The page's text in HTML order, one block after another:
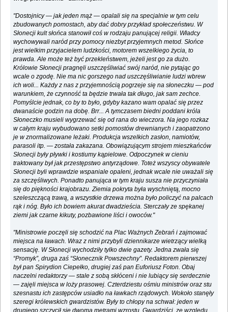
"Dostojnicy — jak jeden mąż — opalali się na specjalnie w tym celu
zbudowanych pomostach, aby dać dobry przykład społeczeństwu. W
Słonecji kult słońca stanowił coś w rodzaju panującej religii. Władcy
wychowywali naród przy pomocy niezbyt przyjemnych metod. Słońce
jest wielkim przyjacielem ludzkości, motorem wszelkiego życia, to
prawda. Ale może też być przekleństwem, jeżeli jest go za dużo.
Królowie Słonecji pragnęli uszczęśliwiać swój naród, nie pytając go
wcale o zgodę. Nie ma nic gorszego nad uszczęśliwianie ludzi wbrew
ich woli... Każdy z nas z przyjemnością pogrzeje się na słoneczku — pod
warunkiem, że czynność ta będzie trwała tak długo, jak sam zechce.
Pomyślcie jednak, co by to było, gdyby kazano wam opalać się przez
dwanaście godzin na dobę. Brr... A tymczasem biedni poddani króla
Słoneczko musieli wygrzewać się od rana do wieczora. Na jego rozkaz
w całym kraju wybudowano setki pomostów drewnianych i zaopatrzono
je w znormalizowane leżaki. Produkcja wszelkich zasłon, namiotów,
parasoli itp. — została zakazana. Obowiązującym strojem mieszkańców
Słonecji były pływki i kostiumy kąpielowe. Odpoczynek w cieniu
traktowany był jak przestępstwo antyrządowe. Toteż wszyscy obywatele
Słonecji byli wprawdzie wspaniale opaleni, jednak wcale nie uważali się
za szczęśliwych. Ponadto panująca w tym kraju susza nie przyczyniała
się do piękności krajobrazu. Ziemia pokryta była wyschniętą, mocno
szeleszczącą trawą, a wszystkie drzewa można było policzyć na palcach
rąk i nóg. Było ich bowiem akurat dwadzieścia. Sterczały ze spękanej
ziemi jak czarne kikuty, pozbawione liści i owoców."
"Ministrowie poczęli się schodzić na Plac Ważnych Zebrań i zajmować
miejsca na ławach. Wraz z nimi przybyli dziennikarze wietrzący wielką
sensację. W Słonecji wychodziły tylko dwie gazety. Jedna zwała się
“Promyk”, druga zaś “Słonecznik Powszechny”. Redaktorem pierwszej
był pan Spirydion Ciepełko, drugiej zaś pan Euforiusz Foton. Obaj
naczelni redaktorzy — stale z sobą skłóceni i nie lubiący się serdecznie
— zajęli miejsca w loży prasowej. Czterdziestu ośmiu ministrów oraz stu
szesnastu ich zastępców usiadło na ławkach rządowych. Wokoło stanęły
szeregi królewskich gwardzistów. Były to chłopy na schwał: jeden w